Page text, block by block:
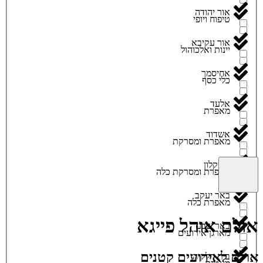
טיפוח ויופי
יינות ואלכוהול
כלי כסף
מאפרת
מאפרת ומסרקת
מאפרת ומסרקת כלה
מאפרת כלה
מארגן אירועים
אור יהודה
אור עקיבא
אחיסמך
אלעד
אשדוד
אשקלון
באר יעקב
באר שבע
בית חלקיה
אולם אוהל פייגא
אולם לאירועים קטנים